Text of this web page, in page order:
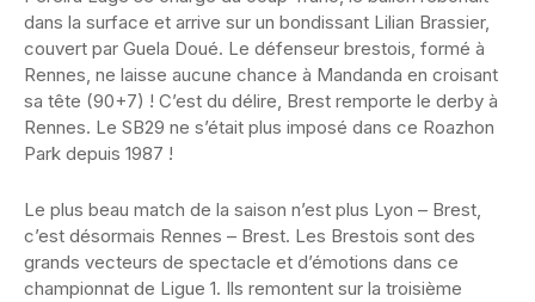
dans la surface et arrive sur un bondissant Lilian Brassier,
couvert par Guela Doué. Le défenseur brestois, formé à
Rennes, ne laisse aucune chance à Mandanda en croisant
sa tête (90+7) ! C’est du délire, Brest remporte le derby à
Rennes. Le SB29 ne s’était plus imposé dans ce Roazhon
Park depuis 1987 !
Le plus beau match de la saison n’est plus Lyon – Brest,
c’est désormais Rennes – Brest. Les Brestois sont des
grands vecteurs de spectacle et d’émotions dans ce
championnat de Ligue 1. Ils remontent sur la troisième